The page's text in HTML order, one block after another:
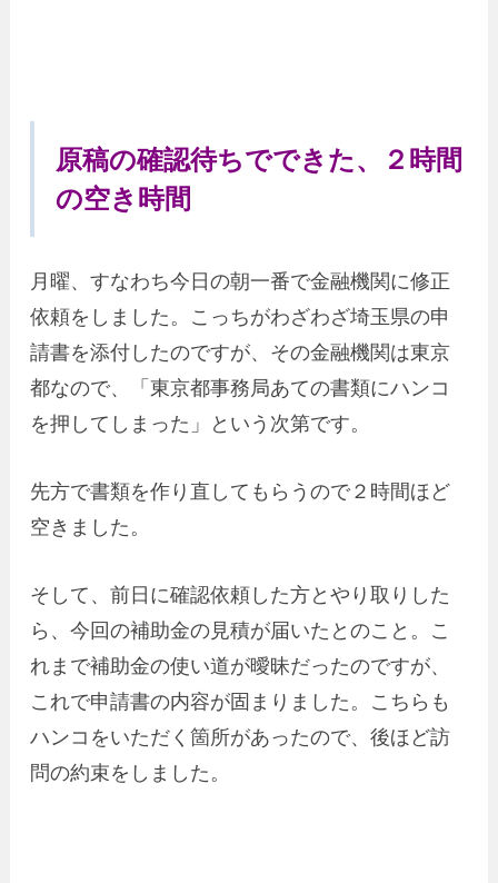
原稿の確認待ちでできた、２時間
の空き時間
月曜、すなわち今日の朝一番で金融機関に修正
依頼をしました。こっちがわざわざ埼玉県の申
請書を添付したのですが、その金融機関は東京
都なので、「東京都事務局あての書類にハンコ
を押してしまった」という次第です。
先方で書類を作り直してもらうので２時間ほど
空きました。
そして、前日に確認依頼した方とやり取りした
ら、今回の補助金の見積が届いたとのこと。こ
れまで補助金の使い道が曖昧だったのですが、
これで申請書の内容が固まりました。こちらも
ハンコをいただく箇所があったので、後ほど訪
問の約束をしました。